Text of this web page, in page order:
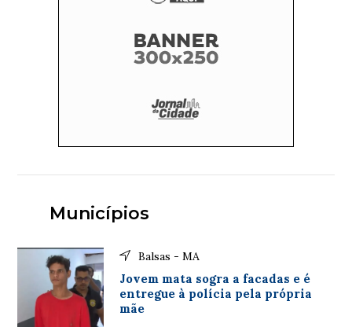
Municípios
Balsas - MA
Jovem mata sogra a facadas e é
entregue à polícia pela própria
mãe